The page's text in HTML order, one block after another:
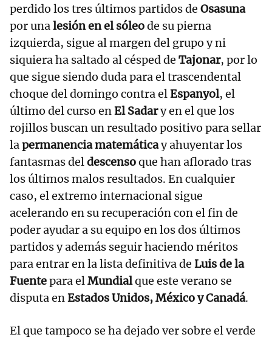
perdido los tres últimos partidos de Osasuna
por unalesión en el sóleode su pierna
izquierda, sigue al margen del grupo y ni
siquiera ha saltado al césped de Tajonar, por lo
que sigue siendo duda para el trascendental
choque del domingo contra elEspanyol, el
último del curso enEl Sadary en el que los
rojillos buscan un resultado positivo para sellar
lapermanencia matemáticay ahuyentar los
fantasmas deldescensoque han aflorado tras
los últimos malos resultados. En cualquier
caso, el extremo internacional sigue
acelerando en su recuperación con el fin de
poder ayudar a su equipo en los dos últimos
partidos y además seguir haciendo méritos
para entrar en la lista definitiva de Luis de la
Fuentepara elMundialque este verano se
disputa enEstados Unidos, México y Canadá.
El que tampoco se ha dejado ver sobre el verde